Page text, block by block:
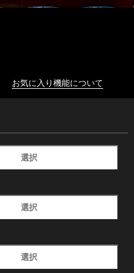
お気に入り機能について
選択
選択
選択